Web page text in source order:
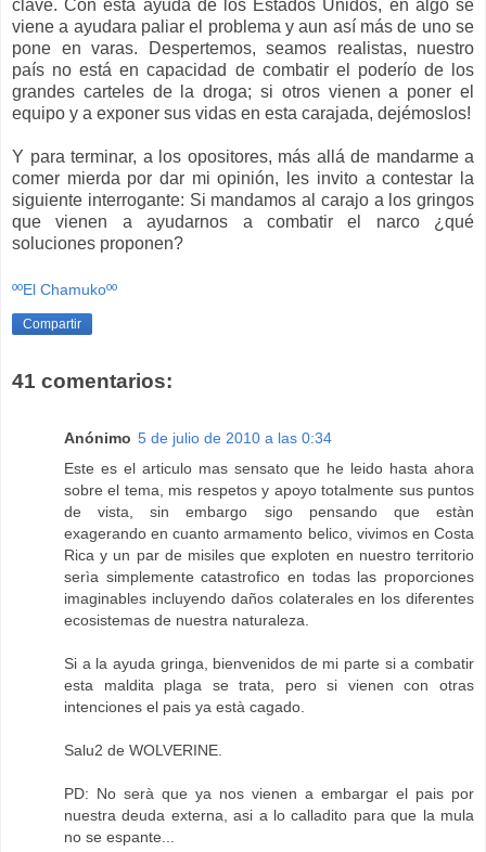
clave. Con esta ayuda de los Estados Unidos, en algo se
viene a ayudara paliar el problema y aun así más de uno se
pone en varas. Despertemos, seamos realistas, nuestro
país no está en capacidad de combatir el poderío de los
grandes carteles de la droga; si otros vienen a poner el
equipo y a exponer sus vidas en esta carajada, dejémoslos!
Y para terminar, a los opositores, más allá de mandarme a
comer mierda por dar mi opinión, les invito a contestar la
siguiente interrogante: Si mandamos al carajo a los gringos
que vienen a ayudarnos a combatir el narco ¿qué
soluciones proponen?
ººEl Chamukoºº
Compartir
41 comentarios:
Anónimo 5 de julio de 2010 a las 0:34
Este es el articulo mas sensato que he leido hasta ahora
sobre el tema, mis respetos y apoyo totalmente sus puntos
de vista, sin embargo sigo pensando que estàn
exagerando en cuanto armamento belico, vivimos en Costa
Rica y un par de misiles que exploten en nuestro territorio
serìa simplemente catastrofico en todas las proporciones
imaginables incluyendo daños colaterales en los diferentes
ecosistemas de nuestra naturaleza.
Si a la ayuda gringa, bienvenidos de mi parte si a combatir
esta maldita plaga se trata, pero si vienen con otras
intenciones el pais ya està cagado.
Salu2 de WOLVERINE.
PD: No serà que ya nos vienen a embargar el pais por
nuestra deuda externa, asi a lo calladito para que la mula
no se espante...